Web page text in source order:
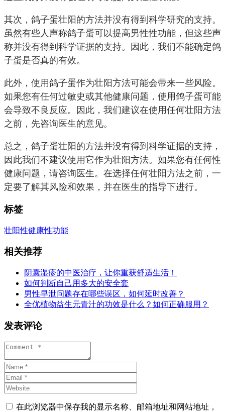
其次，鸽子蛋壮阳的方法并没有得到科学研究的支持。
虽然有些人声称鸽子蛋可以提高男性性功能，但这些声
称并没有得到科学证据的支持。因此，我们不能确定鸽
子蛋是否真的有效。
此外，使用鸽子蛋作为壮阳方法可能会带来一些风险。
如果您有任何过敏史或其他健康问题，使用鸽子蛋可能
会导致不良反应。因此，我们建议在使用任何壮阳方法
之前，先咨询医生的意见。
总之，鸽子蛋壮阳的方法并没有得到科学证据的支持，
因此我们不建议使用它作为壮阳方法。如果您有任何性
健康问题，请咨询医生。在选择任何壮阳方法之前，一
定要了解其风险和效果，并在医生的指导下进行。
标签
壮阳性健康性功能
相关推荐
阴囊湿疹的中医治疗，让你重获舒适生活！
如何判断自己用多大的安全套
男性早泄问题存在哪些误区，如何延时改善？
全优植物益生元青汁的功效是什么？如何正确服用？
发表评论
在此浏览器中保存我的显示名称、邮箱地址和网站地址，